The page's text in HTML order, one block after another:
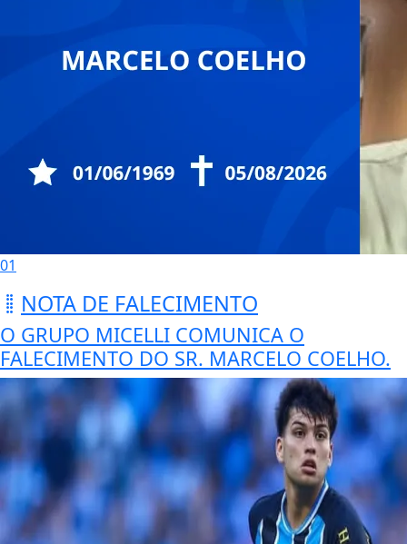
01
NOTA DE FALECIMENTO
O GRUPO MICELLI COMUNICA O
FALECIMENTO DO SR. MARCELO COELHO.